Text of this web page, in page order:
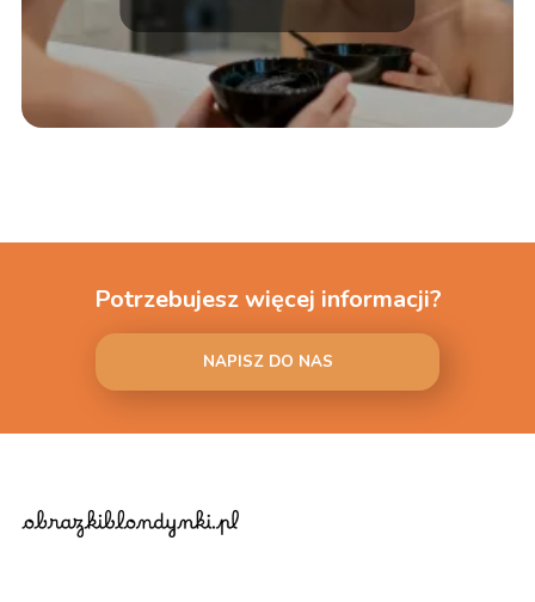
Potrzebujesz więcej informacji?
NAPISZ DO NAS